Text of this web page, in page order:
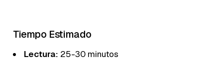
Tiempo Estimado
Lectura: 25-30 minutos